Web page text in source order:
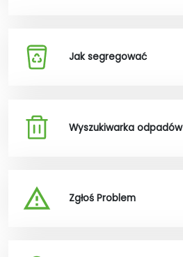
Jak segregować
Wyszukiwarka odpadów
Zgłoś Problem